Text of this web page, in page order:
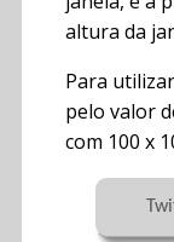
altura da
Para
pelo valor
com 100 x